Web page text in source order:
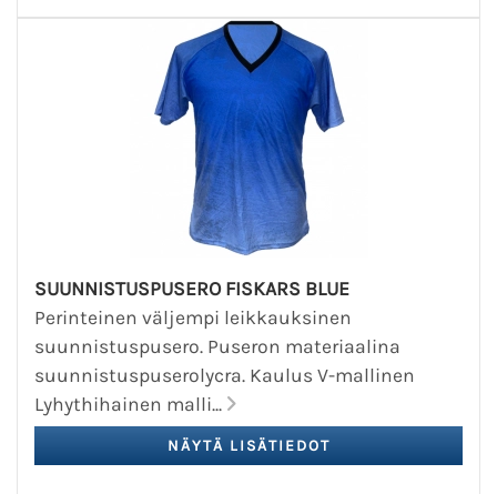
SUUNNISTUSPUSERO FISKARS BLUE
Perinteinen väljempi leikkauksinen
suunnistuspusero. Puseron materiaalina
suunnistuspuserolycra. Kaulus V-mallinen
Lyhythihainen malli...